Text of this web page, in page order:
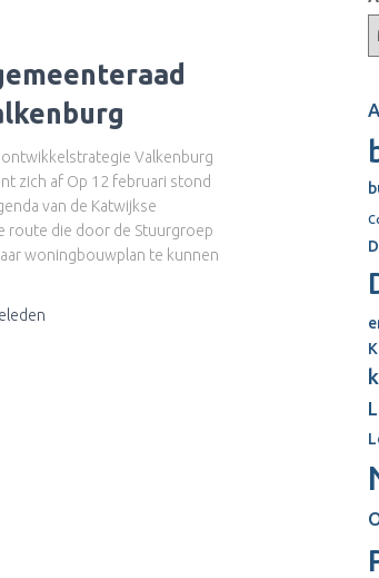
Valkenburg
zich af Op 12 februari stond
van de Katwijkse
route die door de Stuurgroep
woningbouwplan te kunnen